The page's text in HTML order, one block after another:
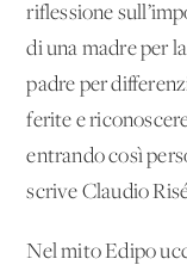
riflessione
di una madre per
padre per
ferite e
entrando così
scrive Claudio
Nel mito Edipo